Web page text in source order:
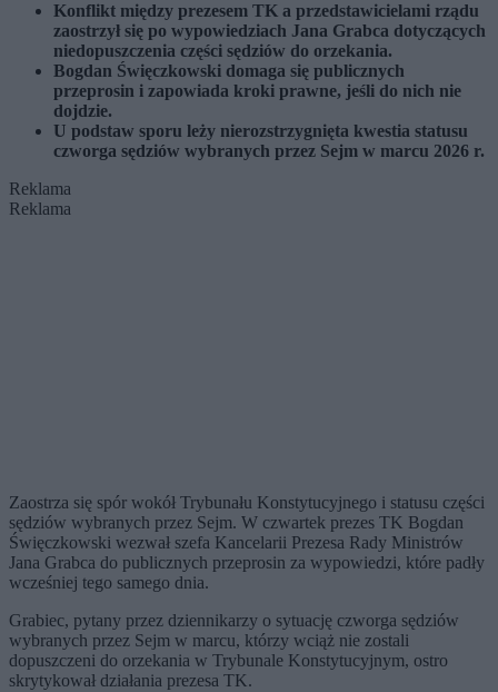
Konflikt między prezesem TK a przedstawicielami rządu
zaostrzył się po wypowiedziach Jana Grabca dotyczących
niedopuszczenia części sędziów do orzekania.
Bogdan Święczkowski domaga się publicznych
przeprosin i zapowiada kroki prawne, jeśli do nich nie
dojdzie.
U podstaw sporu leży nierozstrzygnięta kwestia statusu
czworga sędziów wybranych przez Sejm w marcu 2026 r.
Reklama
Reklama
Zaostrza się spór wokół Trybunału Konstytucyjnego i statusu części
sędziów wybranych przez Sejm. W czwartek prezes TK Bogdan
Święczkowski wezwał szefa Kancelarii Prezesa Rady Ministrów
Jana Grabca do publicznych przeprosin za wypowiedzi, które padły
wcześniej tego samego dnia.
Grabiec, pytany przez dziennikarzy o sytuację czworga sędziów
wybranych przez Sejm w marcu, którzy wciąż nie zostali
dopuszczeni do orzekania w Trybunale Konstytucyjnym, ostro
skrytykował działania prezesa TK.